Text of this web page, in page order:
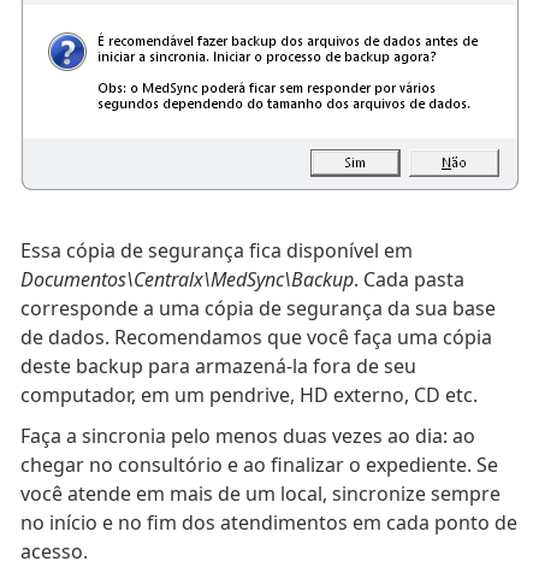
Essa cópia de segurança fica disponível em
Documentos\Centralx\MedSync\Backup. Cada pasta
corresponde a uma cópia de segurança da sua base
de dados. Recomendamos que você faça uma cópia
deste backup para armazená-la fora de seu
computador, em um pendrive, HD externo, CD etc.
Faça a sincronia pelo menos duas vezes ao dia: ao
chegar no consultório e ao finalizar o expediente. Se
você atende em mais de um local, sincronize sempre
no início e no fim dos atendimentos em cada ponto de
acesso.